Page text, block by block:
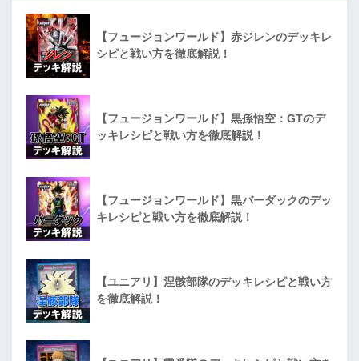
【フュージョンワールド】赤ジレンのデッキレ
シピと戦い方を徹底解説！
【フュージョンワールド】黒孫悟空：GTのデ
ッキレシピと戦い方を徹底解説！
【フュージョンワールド】黒バーダックのデッ
キレシピと戦い方を徹底解説！
【ユニアリ】涅骸部隊のデッキレシピと戦い方
を徹底解説！